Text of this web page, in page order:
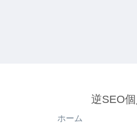
逆SEO
ホーム